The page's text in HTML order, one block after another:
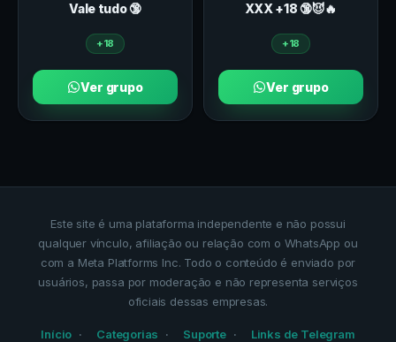
Vale tudo 🔞
+18
Ver grupo
ХXХ +18 🔞😈🔥
+18
Ver grupo
Este site é uma plataforma independente e não possui
qualquer vínculo, afiliação ou relação com o WhatsApp ou
com a Meta Platforms Inc. Todo o conteúdo é enviado por
usuários, passa por moderação e não representa serviços
oficiais dessas empresas.
Início Categorias Suporte Links de Telegram